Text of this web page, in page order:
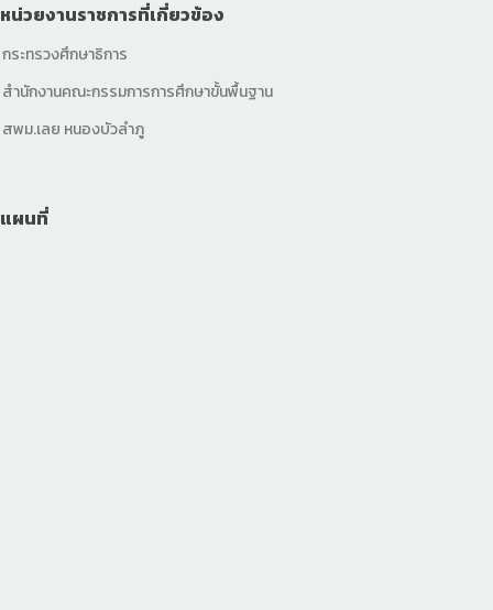
หน่วยงานราชการที่เกี่ยวข้อง
กระทรวงศึกษาธิการ
สำนักงานคณะกรรมการการศึกษาขั้นพื้นฐาน
สพม.เลย หนองบัวลำภู
แผนที่